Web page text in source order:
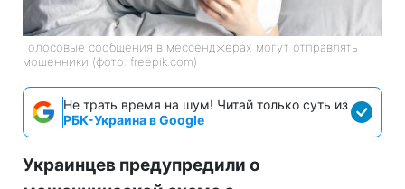
Голосовые сообщения в мессенджерах могут отправлять
мошенники (фото: freepik.com)
Не трать время на шум! Читай только суть из
РБК-Украина в Google
Украинцев предупредили о